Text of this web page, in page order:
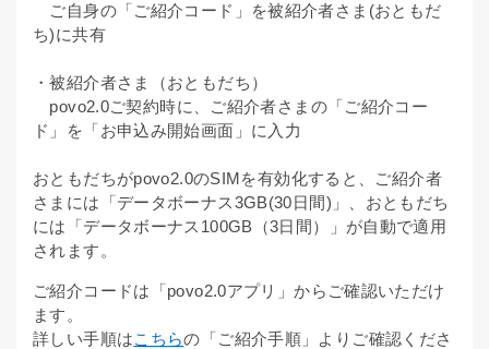
ご自身の「ご紹介コード」を被紹介者さま(おともだ
ち)に共有
・被紹介者さま（おともだち）
povo2.0ご契約時に、ご紹介者さまの「ご紹介コー
ド」を「お申込み開始画面」に入力
おともだちがpovo2.0のSIMを有効化すると、ご紹介者
さまには「データボーナス3GB(30日間)」、おともだち
には「データボーナス100GB（3日間）」が自動で適用
されます。
ご紹介コードは「povo2.0アプリ」からご確認いただけ
ます。
詳しい手順はこちらの「ご紹介手順」よりご確認くださ